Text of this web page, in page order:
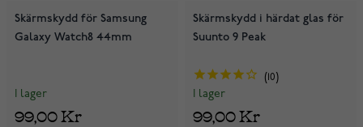
Skärmskydd för Samsung
Galaxy Watch8 44mm
I lager
99,00 Kr
Skärmskydd i härdat glas för
Suunto 9 Peak
10
I lager
99,00 Kr